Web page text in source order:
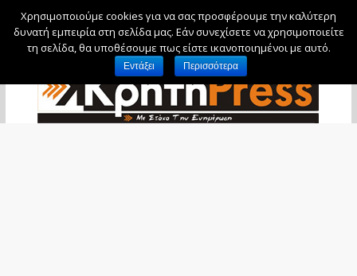
Δευτέρα, 10 Αυγούστου, 2026
Χρησιμοποιούμε cookies για να σας προσφέρουμε την καλύτερη
δυνατή εμπειρία στη σελίδα μας. Εάν συνεχίσετε να χρησιμοποιείτε
τη σελίδα, θα υποθέσουμε πως είστε ικανοποιημένοι με αυτό.
Εντάξει Περισσότερα